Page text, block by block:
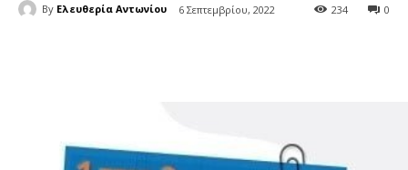
By Ελευθερία Αντωνίου 6 Σεπτεμβρίου, 2022 0
234